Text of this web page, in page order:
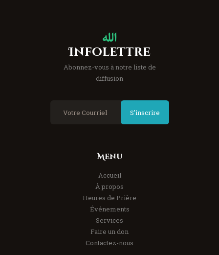
Infolettre
Abonnez-vous à notre liste de
diffusion
S'inscrire
Menu
Accueil
À propos
Heures de Prière
Événements
Services
Faire un don
Contactez-nous